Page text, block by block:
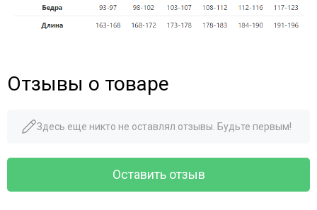
Отзывы о товаре
Здесь еще никто не оставлял отзывы. Будьте первым!
Оставить отзыв